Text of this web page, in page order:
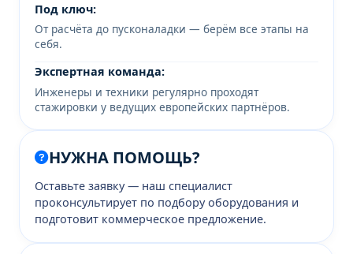
Под ключ:
От расчёта до пусконаладки — берём все этапы на
себя.
Экспертная команда:
Инженеры и техники регулярно проходят
стажировки у ведущих европейских партнёров.
НУЖНА ПОМОЩЬ?
Оставьте заявку — наш специалист
проконсультирует по подбору оборудования и
подготовит коммерческое предложение.